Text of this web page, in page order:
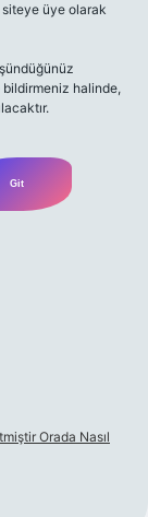
siteye üye olarak
bildirmeniz halinde,
Orada Nasıl